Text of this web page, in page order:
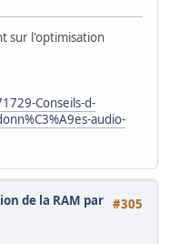
sur l'optimisation
Conseils-d-
audio-
#305
de la RAM par